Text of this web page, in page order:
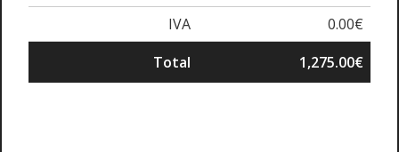
IVA
0.00€
Total
1,275.00€